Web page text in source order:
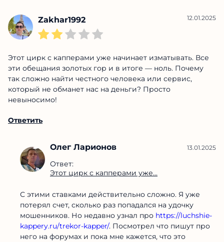
Zakhar1992 12.01.2025
Этот цирк с капперами уже начинает изматывать. Все
эти обещания золотых гор и в итоге — ноль. Почему
так сложно найти честного человека или сервис,
который не обманет нас на деньги? Просто
невыносимо!
Ответить
Олег Ларионов
Ответ:
Этот цирк с капперами уже...
13.01.2025
С этими ставками действительно сложно. Я уже
потерял счет, сколько раз попадался на удочку
мошенников. Но недавно узнал про https://luchshie-
kappery.ru/trekor-kapper/. Посмотрел что пишут про
него на форумах и пока мне кажется, что это